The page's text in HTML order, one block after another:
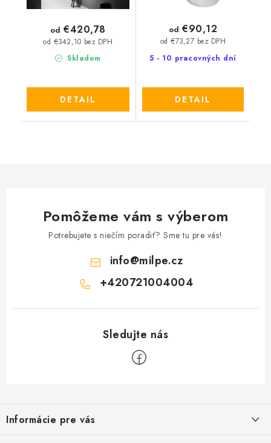
Skladom
od €342,10 bez DPH
od €420,78
DETAIL
5 - 10 pracovných dní
od €73,27 bez DPH
od €90,12
DETAIL
Pomôžeme vám s výberom
Potrebujete s niečím poradiť? Sme tu pre vás!
info@milpe.cz
+420721004004
pInformácie pre vás